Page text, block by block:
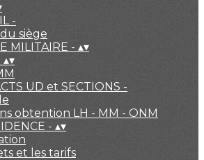
-
siège
MILITAIRE - ▴▾
▴▾
UD et SECTIONS -
obtention LH - MM - ONM
- ▴▾
et les tarifs